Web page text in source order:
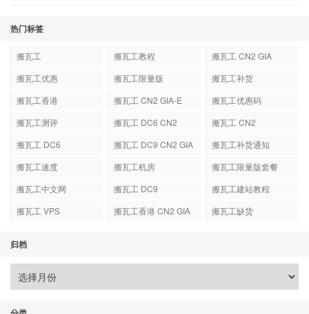
热门标签
搬瓦工 搬瓦工教程
搬瓦工 CN2 GIA
搬瓦工优惠
搬瓦工限量版
搬瓦工补货
搬瓦工香港
搬瓦工 CN2 GIA-E
搬瓦工优惠码
搬瓦工测评
搬瓦工 DC6 CN2
搬瓦工 CN2
搬瓦工 DC6
搬瓦工 DC9 CN2 GIA
搬瓦工补货通知
搬瓦工速度
搬瓦工机房
搬瓦工限量版套餐
搬瓦工中文网
搬瓦工 DC9
搬瓦工建站教程
搬瓦工 VPS
搬瓦工香港 CN2 GIA 搬瓦工缺货
归档